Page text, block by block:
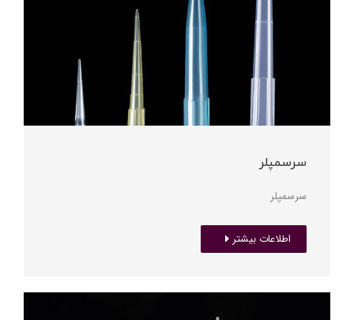
سرسمپلر
سرسمپلر
اطلاعات بیشتر